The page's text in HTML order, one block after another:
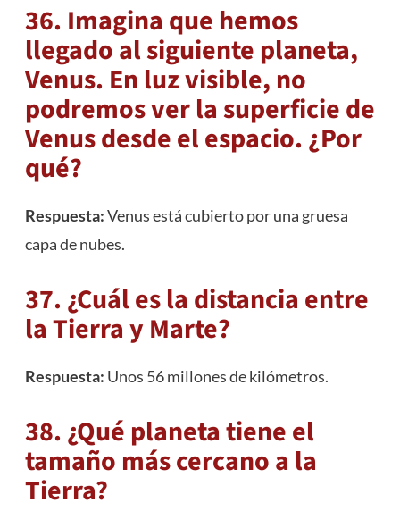
36. Imagina que hemos
llegado al siguiente planeta,
Venus. En luz visible, no
podremos ver la superficie de
Venus desde el espacio. ¿Por
qué?
Respuesta:Venus está cubierto por una gruesa
capa de nubes.
37. ¿Cuál es la distancia entre
la Tierra y Marte?
Respuesta: Unos 56 millones de kilómetros.
38. ¿Qué planeta tiene el
tamaño más cercano a la
Tierra?